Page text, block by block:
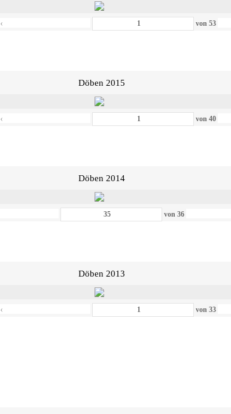
‹ von53
Döben 2015
‹ von40
Döben 2014
von36
Döben 2013
‹ von33